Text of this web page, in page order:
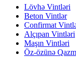
Lövhə Vintləri
Beton Vintlər
Confirmat
Alçıpan Vintləri
Maşın Vintləri
Öz-özünə